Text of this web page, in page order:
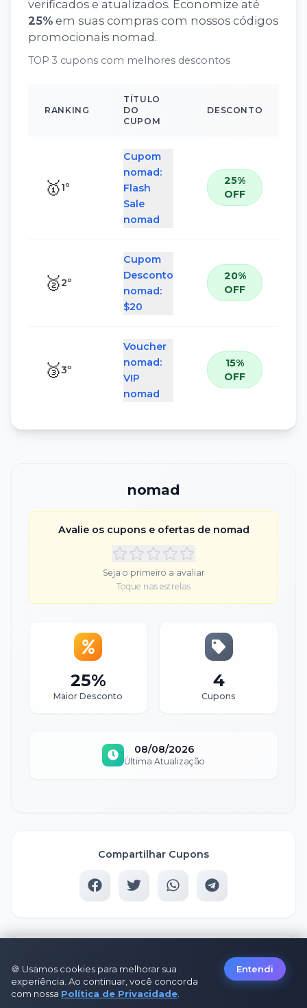
verificados e atualizados. Economize até
25%em suas compras com nossos códigos
promocionais nomad.
TOP 3 cupons com melhores descontos
RANKING
TÍTULO
DO
CUPOM
DESCONTO
🥇1º
Cupom
nomad:
Flash
Sale
nomad
25%
OFF
🥈2º
Cupom
Desconto
nomad:
$20
20%
OFF
🥉3º
Voucher
nomad:
VIP
nomad
15%
OFF
nomad
Avalie os cupons e ofertas de nomad
Seja o primeiro a avaliar
Toque nas estrelas
25%
Maior Desconto
4
Cupons
08/08/2026
Última Atualização
Compartilhar Cupons
Cupom Kabum
CupomFastshop
🍪 Usamos cookies para melhorar sua
experiência. Ao continuar, você concorda
com nossa Política de Privacidade
Entendi